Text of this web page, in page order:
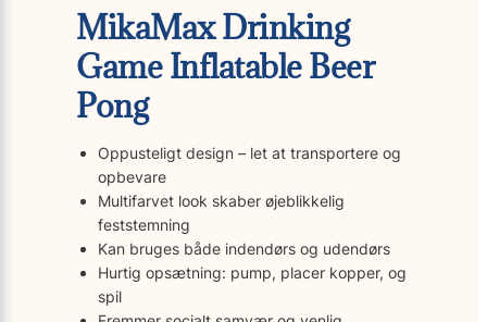
MikaMax Drinking
Game Inflatable Beer
Pong
Oppusteligt design – let at transportere og
opbevare
Multifarvet look skaber øjeblikkelig
feststemning
Kan bruges både indendørs og udendørs
Hurtig opsætning: pump, placer kopper, og
spil